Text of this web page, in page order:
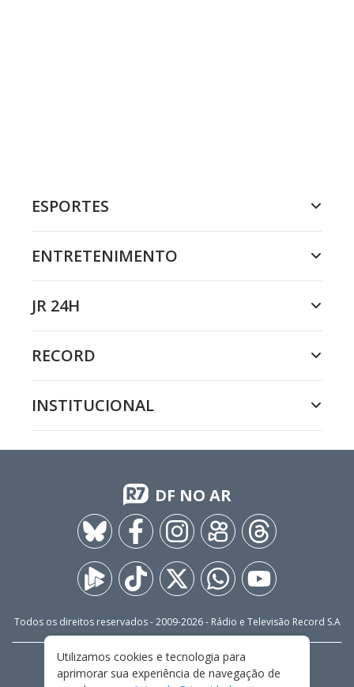
ESPORTES
ENTRETENIMENTO
JR 24H
RECORD
INSTITUCIONAL
DF NO AR
Todos os direitos reservados - 2009-2026- Rádio e Televisão Record S.A
FALE CONOSCO
PRIVACIDADE
Utilizamos cookies e tecnologia para
aprimorar sua experiência de navegação de